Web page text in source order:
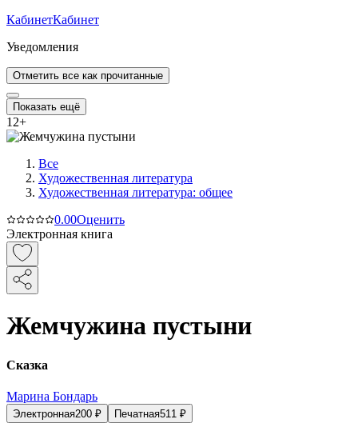
КабинетКабинет
Уведомления
Отметить все как прочитанные
Показать ещё
12+
Все
Художественная литература
Художественная литература: общее
0.00Оценить
Электронная книга
Жемчужина пустыни
Сказка
Марина Бондарь
Электронная200 ₽ Печатная511 ₽